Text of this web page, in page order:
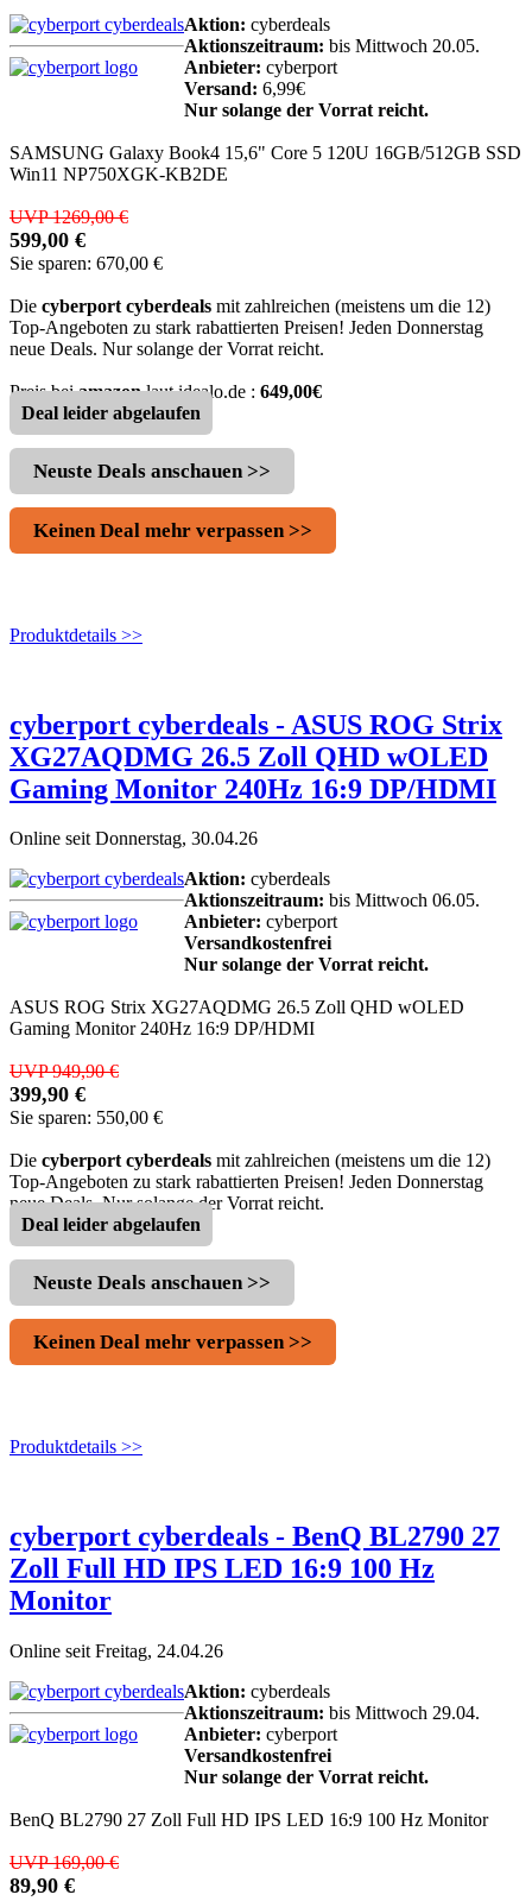
Aktion: cyberdeals
Aktionszeitraum: bis Mittwoch 20.05.
Anbieter: cyberport
Versand: 6,99€
Nur solange der Vorrat reicht.
SAMSUNG Galaxy Book4 15,6" Core 5 120U 16GB/512GB SSD
Win11 NP750XGK-KB2DE
UVP 1269,00 €
599,00 €
Sie sparen: 670,00 €
Die cyberport cyberdeals mit zahlreichen (meistens um die 12)
Top-Angeboten zu stark rabattierten Preisen! Jeden Donnerstag
neue Deals. Nur solange der Vorrat reicht.
Preis beiamazonlaut idealo.de : 649,00€
Deal leider abgelaufen
Neuste Deals anschauen >>
Keinen Deal mehr verpassen >>
Produktdetails >>
cyberport cyberdeals - ASUS ROG Strix
XG27AQDMG 26.5 Zoll QHD wOLED
Gaming Monitor 240Hz 16:9 DP/HDMI
Online seit Donnerstag, 30.04.26
Aktion: cyberdeals
Aktionszeitraum: bis Mittwoch 06.05.
Anbieter: cyberport
Versandkostenfrei
Nur solange der Vorrat reicht.
ASUS ROG Strix XG27AQDMG 26.5 Zoll QHD wOLED
Gaming Monitor 240Hz 16:9 DP/HDMI
UVP 949,90 €
399,90 €
Sie sparen: 550,00 €
Die cyberport cyberdeals mit zahlreichen (meistens um die 12)
Top-Angeboten zu stark rabattierten Preisen! Jeden Donnerstag
neue Deals. Nur solange der Vorrat reicht.
Deal leider abgelaufen
Neuste Deals anschauen >>
Keinen Deal mehr verpassen >>
Produktdetails >>
cyberport cyberdeals - BenQ BL2790 27
Zoll Full HD IPS LED 16:9 100 Hz
Monitor
Online seit Freitag, 24.04.26
Aktion: cyberdeals
Aktionszeitraum: bis Mittwoch 29.04.
Anbieter: cyberport
Versandkostenfrei
Nur solange der Vorrat reicht.
BenQ BL2790 27 Zoll Full HD IPS LED 16:9 100 Hz Monitor
UVP 169,00 €
89,90 €